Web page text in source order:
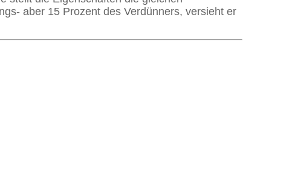
aber 15 Prozent des Verdünners, versieht er